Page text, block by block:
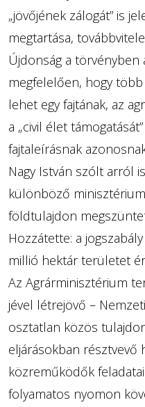
„jövőjének zálogát” is
megtartása,
Újdonság a
megfelelően, hogy
lehet egy fajtának, az
a „civil élet
fajtaleírásnak
Nagy István szólt arról
különböző
földtulajdon
Hozzátette: a
millió hektár területet
Az Agrárminisztérium
jével létrejövő –
osztatlan közös
eljárásokban résztvevő
közreműködők
folyamatos nyomon